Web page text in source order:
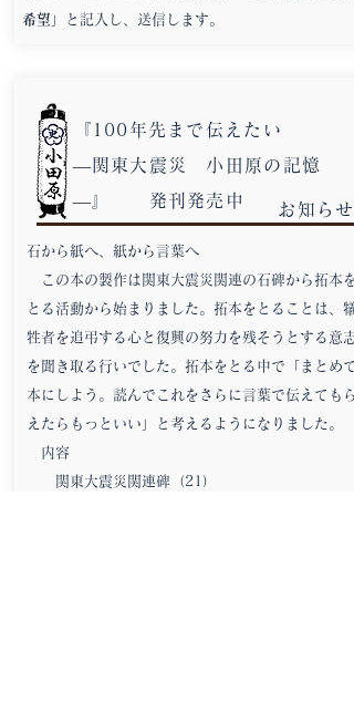
希望 」と記入し、送信します。
『100年先まで伝えたい
―関東大震災 小田原の記憶
―』 発刊発売中
お知らせ
石から紙へ、紙から言葉へ
この本の製作は関東大震災関連の石碑から拓本を
とる活動から始まりました。拓本をとることは、犠
牲者を追弔する心と復興の努力を残そうとする意志
を聞き取る行いでした。拓本をとる中で「まとめて
本にしよう。読んでこれをさらに言葉で伝えてもら
えたらもっといい」と考えるようになりました。
内容
関東大震災関連碑（21）